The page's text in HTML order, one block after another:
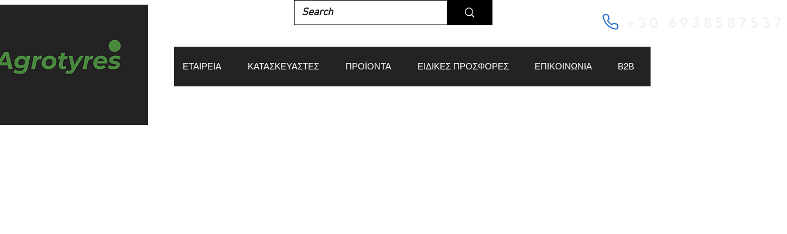
ΕΤΑΙΡΕΙΑ ΚΑΤΑΣΚΕΥΑΣΤΕΣ ΠΡΟΪΟΝΤΑ ΕΙΔΙΚΕΣ ΠΡΟΣΦΟΡΕΣ ΕΠΙΚΟΙΝΩΝΙΑ Β2Β